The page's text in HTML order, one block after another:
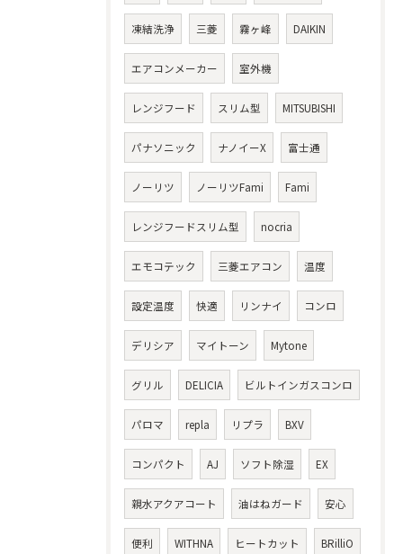
凍結洗浄 三菱 霧ヶ峰 DAIKIN
エアコンメーカー 室外機
レンジフード スリム型 MITSUBISHI
パナソニック ナノイーX 富士通
ノーリツ ノーリツFami Fami
レンジフードスリム型 nocria
エモコテック 三菱エアコン 温度
設定温度 快適 リンナイ コンロ
デリシア マイトーン Mytone
グリル DELICIA ビルトインガスコンロ
パロマ repla リプラ BXV
コンパクト AJ ソフト除湿 EX
親水アクアコート 油はねガード 安心
便利 WITHNA ヒートカット BRilliO